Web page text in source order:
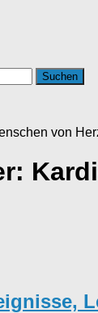
von